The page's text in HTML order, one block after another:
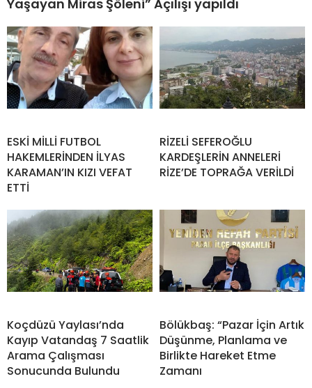
Yaşayan Miras Şöleni” Açılışı yapıldı
ESKİ MİLLİ FUTBOL
HAKEMLERİNDEN İLYAS
KARAMAN’IN KIZI VEFAT
ETTİ
RİZELİ SEFEROĞLU
KARDEŞLERİN ANNELERİ
RİZE’DE TOPRAĞA VERİLDİ
Koçdüzü Yaylası’nda
Kayıp Vatandaş 7 Saatlik
Arama Çalışması
Sonucunda Bulundu
Bölükbaş: “Pazar İçin Artık
Düşünme, Planlama ve
Birlikte Hareket Etme
Zamanı